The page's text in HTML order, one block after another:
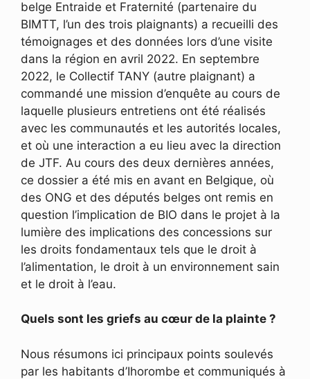
belge Entraide et Fraternité (partenaire du
BIMTT, l’un des trois plaignants) a recueilli des
témoignages et des données lors d’une visite
dans la région en avril 2022. En septembre
2022, le Collectif TANY (autre plaignant) a
commandé une mission d’enquête au cours de
laquelle plusieurs entretiens ont été réalisés
avec les communautés et les autorités locales,
et où une interaction a eu lieu avec la direction
de JTF. Au cours des deux dernières années,
ce dossier a été mis en avant en Belgique, où
des ONG et des députés belges ont remis en
question l’implication de BIO dans le projet à la
lumière des implications des concessions sur
les droits fondamentaux tels que le droit à
l’alimentation, le droit à un environnement sain
et le droit à l’eau.
Quels sont les griefs au cœur de la plainte ?
Nous résumons ici principaux points soulevés
par les habitants d’Ihorombe et communiqués à